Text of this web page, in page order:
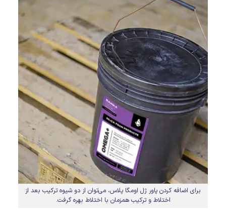
برای اضافه کردن پاور ژل اومگا پلاس، می‌توان از دو شیوه ترکیب بعد از
اختلاط و ترکیب همزمان با اختلاط بهره گرفت.